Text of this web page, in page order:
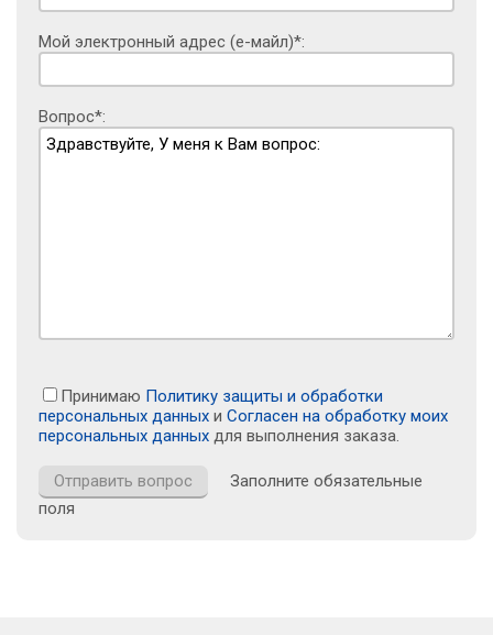
Мой электронный адрес (е-майл)*:
Вопрос*:
Принимаю Политику защиты и обработки
персональных данных и Согласен на обработку моих
персональных данных для выполнения заказа.
Заполните обязательные
поля